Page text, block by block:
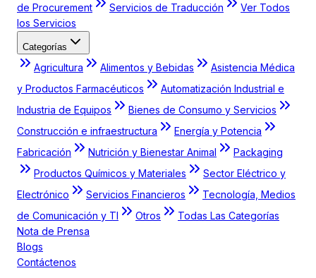
de Procurement
Servicios de Traducción
Ver Todos
los Servicios
Categorías
Agricultura Alimentos y Bebidas
Asistencia Médica
y Productos Farmacéuticos
Automatización Industrial e
Industria de Equipos
Bienes de Consumo y Servicios
Construcción e infraestructura
Energía y Potencia
Fabricación
Nutrición y Bienestar Animal
Packaging
Productos Químicos y Materiales
Sector Eléctrico y
Electrónico
Servicios Financieros
Tecnología, Medios
de Comunicación y TI
Otros
Todas Las Categorías
Nota de Prensa
Blogs
Contáctenos